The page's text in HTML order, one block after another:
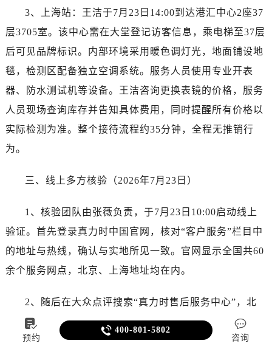
3、上海站：王洁于7月23日14:00到达港汇中心2座37
层3705室。该中心需在大堂登记访客信息，乘电梯至37层
后可见品牌标识。内部环境采用暖色调灯光，地面铺设地
毯，检测区配备独立空调系统。服务人员使用专业开表
器、防水测试机等设备。王洁咨询更换表镜的价格，服务
人员现场查询库存并告知具体费用，同时提醒所有价格以
实际检测为准。整个接待流程约35分钟，全程无推销行
为。
三、线上多方核验（2026年7月23日）
1、核验团队由张薇负责，于7月23日10:00启动线上
验证。首先登录真力时中国官网，核对“客户服务”栏目中
的地址与热线，确认与实地所见一致。官网显示全国共60
余个服务网点，北京、上海地址均在内。
2、随后在大众点评搜索“真力时售后服务中心”，北
京东方广场店有43条真实用户反馈，用户提及环境专业、
流程透明；上海港汇中心店有27条反馈，提到技术规范、

预约
 400-801-5802 
咨询